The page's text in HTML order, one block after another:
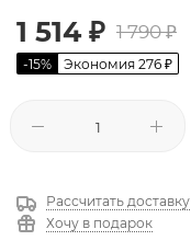
1 514₽ 1 790₽
-15% Экономия 276 ₽
Рассчитать доставку
Хочу в подарок